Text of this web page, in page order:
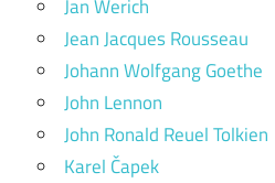
Jan Werich
Jean Jacques Rousseau
Johann Wolfgang Goethe
John Lennon
John Ronald Reuel Tolkien
Karel Čapek